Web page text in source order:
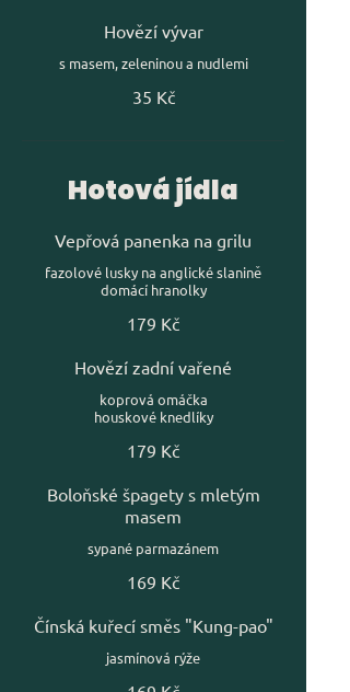
Hovězí vývar
s masem, zeleninou a nudlemi
35 Kč
Hotová jídla
Vepřová panenka na grilu
fazolové lusky na anglické slanině
domácí hranolky
179 Kč
Hovězí zadní vařené
koprová omáčka
houskové knedlíky
179 Kč
Boloňské špagety s mletým
masem
sypané parmazánem
169 Kč
Čínská kuřecí směs "Kung-pao"
jasmínová rýže